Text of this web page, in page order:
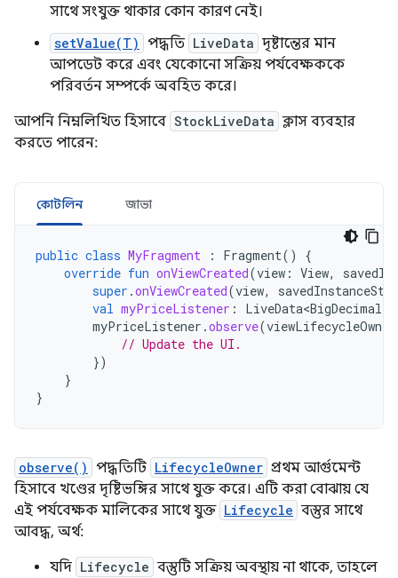
সাথে সংযুক্ত থাকার কোন কারণ নেই।
setValue(T) পদ্ধতি LiveData দৃষ্টান্তের মান
আপডেট করে এবং যেকোনো সক্রিয় পর্যবেক্ষককে
পরিবর্তন সম্পর্কে অবহিত করে।
আপনি নিম্নলিখিত হিসাবে StockLiveData ক্লাস ব্যবহার
করতে পারেন:
কোটলিন জাভা
public class MyFragment : Fragment()
{
override fun onViewCreated(view : View,
super .onViewCreated(view,
val myPriceListener : LiveData<BigDecimal>
myPriceListener .observe(viewLifecycleOwner
// Update the UI.
})
}
}
observe() পদ্ধতিটি LifecycleOwner প্রথম আর্গুমেন্ট
হিসাবে খণ্ডের দৃষ্টিভঙ্গির সাথে যুক্ত করে। এটি করা বোঝায় যে
এই পর্যবেক্ষক মালিকের সাথে যুক্ত Lifecycle বস্তুর সাথে
আবদ্ধ, অর্থ:
যদি Lifecycle বস্তুটি সক্রিয় অবস্থায় না থাকে, তাহলে